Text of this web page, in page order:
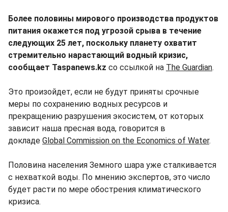
Более половины мирового производства продуктов
питания окажется под угрозой срыва в течение
следующих 25 лет, поскольку планету охватит
стремительно нарастающий водный кризис,
сообщает Taspanews.kz со ссылкой на The Guardian.
Это произойдет, если не будут приняты срочные
меры по сохранению водных ресурсов и
прекращению разрушения экосистем, от которых
зависит наша пресная вода, говорится в
докладе Global Commission on the Economics of Water.
Половина населения Земного шара уже сталкивается
с нехваткой воды. По мнению экспертов, это число
будет расти по мере обострения климатического
кризиса.